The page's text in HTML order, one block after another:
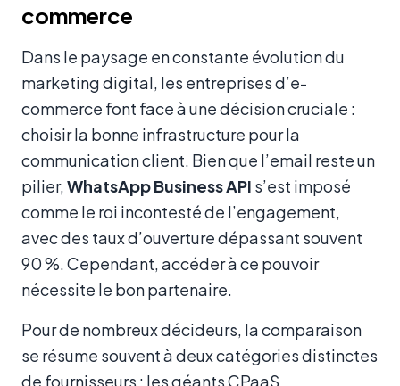
commerce
Dans le paysage en constante évolution du
marketing digital, les entreprises d’e-
commerce font face à une décision cruciale :
choisir la bonne infrastructure pour la
communication client. Bien que l’email reste un
pilier,WhatsApp Business API s’est imposé
comme le roi incontesté de l’engagement,
avec des taux d’ouverture dépassant souvent
90 %. Cependant, accéder à ce pouvoir
nécessite le bon partenaire.
Pour de nombreux décideurs, la comparaison
se résume souvent à deux catégories distinctes
de fournisseurs : les géants CPaaS